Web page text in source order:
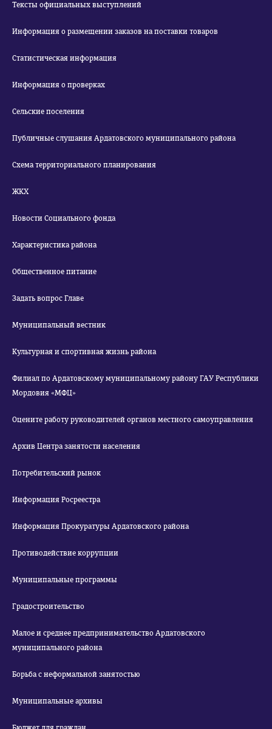
Тексты официальных выступлений
Информация о размещении заказов на поставки товаров
Статистическая информация
Информация о проверках
Сельские поселения
Публичные слушания Ардатовского муниципального района
Схема территориального планирования
ЖКХ
Новости Социального фонда
Характеристика района
Общественное питание
Задать вопрос Главе
Муниципальный вестник
Культурная и спортивная жизнь района
Филиал по Ардатовскому муниципальному району ГАУ Республики
Мордовия «МФЦ»
Оцените работу руководителей органов местного самоуправления
Архив Центра занятости населения
Потребительский рынок
Информация Росреестра
Информация Прокуратуры Ардатовского района
Противодействие коррупции
Муниципальные программы
Градостроительство
Малое и среднее предпринимательство Ардатовского
муниципального района
Борьба с неформальной занятостью
Муниципальные архивы